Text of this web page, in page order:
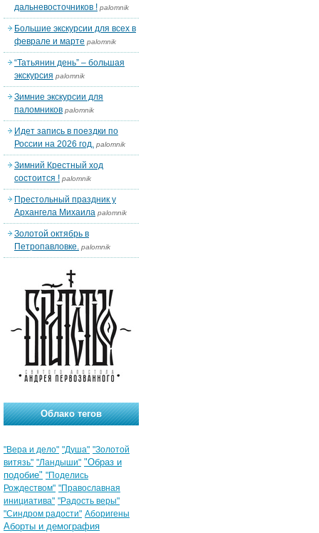
дальневосточников ! palomnik
Большие экскурсии для всех в
феврале и марте palomnik
“Татьянин день” – большая
экскурсия palomnik
Зимние экскурсии для
паломников palomnik
Идет запись в поездки по
России на 2026 год. palomnik
Зимний Крестный ход
состоится ! palomnik
Престольный праздник у
Архангела Михаила palomnik
Золотой октябрь в
Петропавловке. palomnik
Облако тегов
"Вера и дело" "Душа" "Золотой
витязь" "Ландыши" "Образ и
подобие" "Поделись
Рождеством" "Православная
инициатива" "Радость веры"
"Синдром радости" Аборигены
Аборты и демография